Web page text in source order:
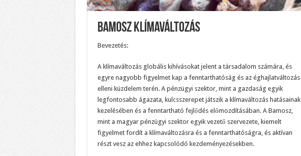
Bamosz Klímaváltozás
Bevezetés:
A klímaváltozás globális kihívásokat jelent a társadalom számára, és
egyre nagyobb figyelmet kap a fenntarthatóság és az éghajlatváltozás
elleni küzdelem terén. A pénzügyi szektor, mint a gazdaság egyik
legfontosabb ágazata, kulcsszerepet játszik a klímaváltozás hatásainak
kezelésében és a fenntartható fejlődés előmozdításában. A Bamosz,
mint a magyar pénzügyi szektor egyik vezető szervezete, kiemelt
figyelmet fordít a klímaváltozásra és a fenntarthatóságra, és aktívan
részt vesz az ehhez kapcsolódó kezdeményezésekben.